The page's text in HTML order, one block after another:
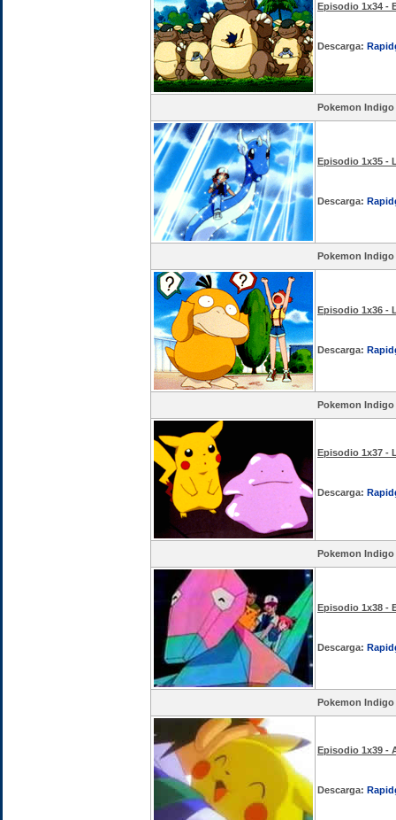
Episodio 1x34 -
Descarga:
Pokemon Indigo
Episodio 1x35 -
Descarga:
Pokemon Indigo
Episodio 1x36 -
Descarga:
Pokemon Indigo
Episodio 1x37 -
Descarga:
Pokemon Indigo
Episodio 1x38 -
Descarga:
Pokemon Indigo
Episodio 1x39 -
Descarga: